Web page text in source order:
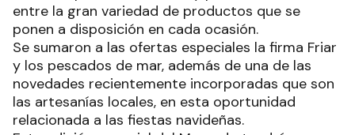
entre la gran variedad de productos que se
ponen a disposición en cada ocasión.
Se sumaron a las ofertas especiales la firma Friar
y los pescados de mar, además de una de las
novedades recientemente incorporadas que son
las artesanías locales, en esta oportunidad
relacionada a las fiestas navideñas.